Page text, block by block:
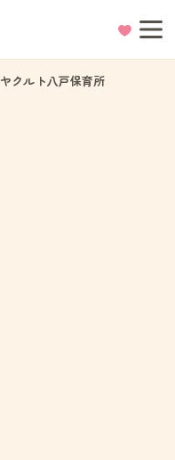
ヤクルト八戸保育所